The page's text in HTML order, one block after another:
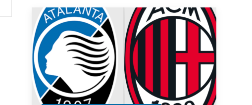
di
Sarri,
verso
l’Atalanta:
il
mister
lo
chiama